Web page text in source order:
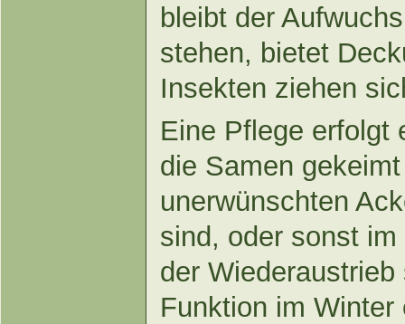
bleibt der
stehen, bietet
Insekten ziehen
Eine Pflege erfolgt
die Samen
unerwünschten
sind, oder sonst
der
Funktion im